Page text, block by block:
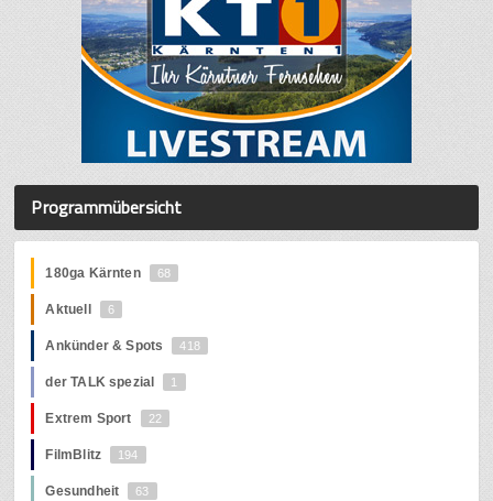
Programmübersicht
180ga Kärnten 68
Aktuell 6
Ankünder & Spots 418
der TALK spezial 1
Extrem Sport 22
FilmBlitz 194
Gesundheit 63